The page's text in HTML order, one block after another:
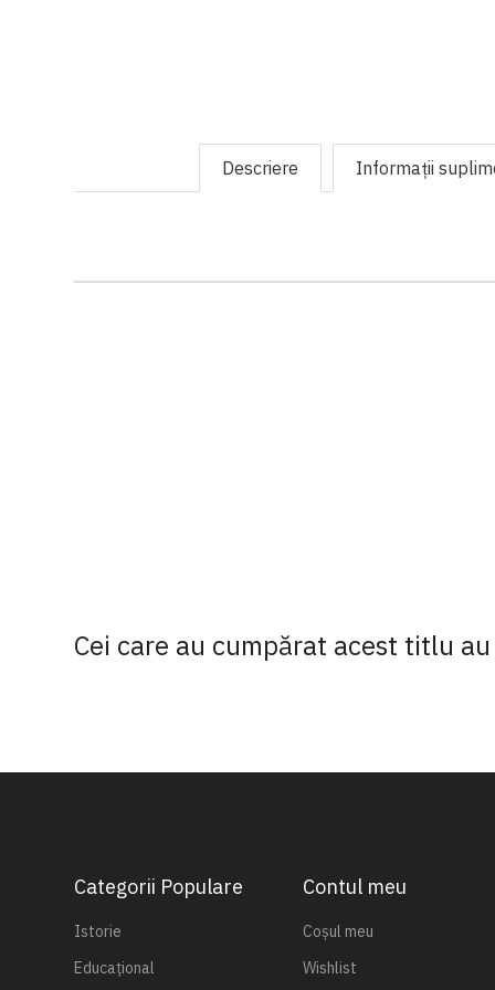
Descriere Informaţii
Cei care au cumpărat acest titlu
Categorii Populare
Istorie
Educațional
Contul meu
Coșul meu
Wishlist